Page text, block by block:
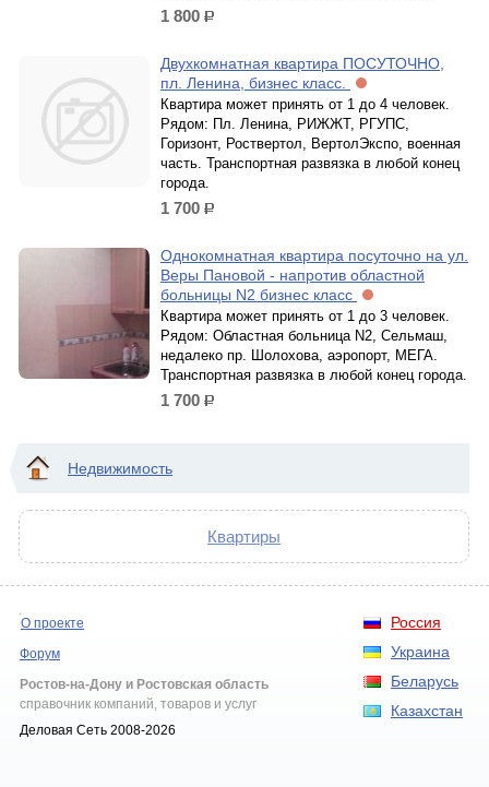
1 800 р.
Двухкомнатная квартира ПОСУТОЧНО,
пл. Ленина, бизнес класс.
Квартира может принять от 1 до 4 человек.
Рядом: Пл. Ленина, РИЖЖТ, РГУПС,
Горизонт, Роствертол, ВертолЭкспо, военная
часть. Транспортная развязка в любой конец
города.
1 700 р.
Однокомнатная квартира посуточно на ул.
Веры Пановой - напротив областной
больницы N2 бизнес класс
Квартира может принять от 1 до 3 человек.
Рядом: Областная больница N2, Сельмаш,
недалеко пр. Шолохова, аэропорт, МЕГА.
Транспортная развязка в любой конец города.
1 700 р.
Недвижимость
Квартиры
Россия
Украина
Беларусь
Казахстан
О проекте
Форум
Ростов-на-Дону и Ростовская область
справочник компаний, товаров и услуг
Деловая Сеть 2008-2026